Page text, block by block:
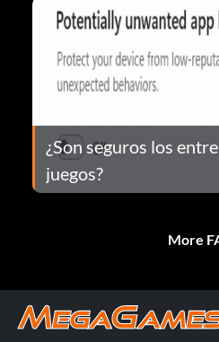
¿Son seguros los
juegos?
More